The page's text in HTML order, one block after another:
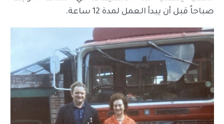
صباحاً قبل أن يبدأ العمل لمدة 12 ساعة.